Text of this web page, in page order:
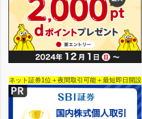
ネット証券1位＋夜間取引可能＋最短即日開設